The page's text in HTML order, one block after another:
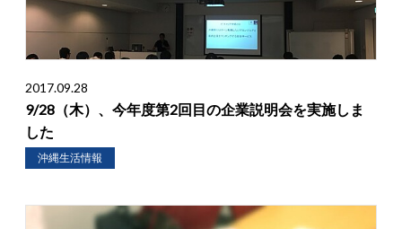
2017.09.28
9/28（木）、今年度第2回目の企業説明会を実施しま
した
沖縄生活情報